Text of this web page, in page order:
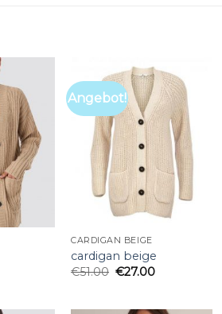
Angebot!
CARDIGAN BEIGE
cardigan beige
€51.00 €27.00